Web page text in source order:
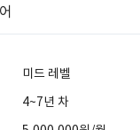
미드 레벨
4~7년 차